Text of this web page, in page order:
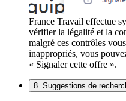
France Travail effectue
vérifier la légalité et la
malgré ces contrôles
inappropriés, vous
« Signaler cette offre ».
8. Suggestions de